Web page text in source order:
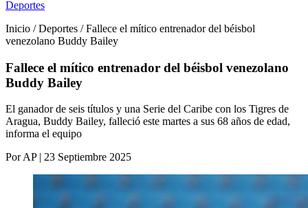
Deportes
Inicio / Deportes / Fallece el mítico entrenador del béisbol
venezolano Buddy Bailey
Fallece el mítico entrenador del béisbol venezolano
Buddy Bailey
El ganador de seis títulos y una Serie del Caribe con los Tigres de
Aragua, Buddy Bailey, falleció este martes a sus 68 años de edad,
informa el equipo
Por AP | 23 Septiembre 2025